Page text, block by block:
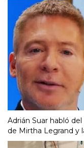
Adrián Suar habló
de Mirtha Legrand y